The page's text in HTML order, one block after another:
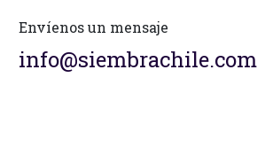
Envíenos un mensaje
info@siembrachile.com